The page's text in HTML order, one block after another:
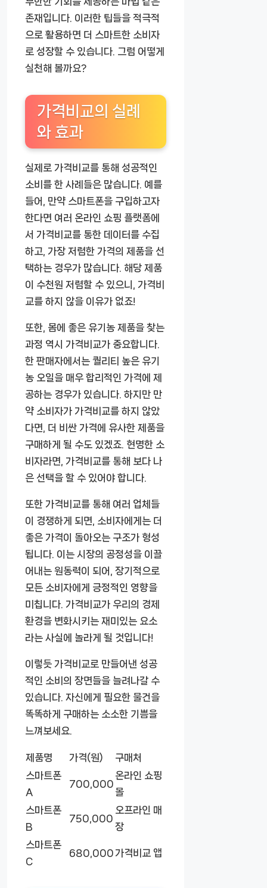
존재입니다. 이러한 팁들을 적극적
으로 활용하면 더 스마트한 소비자
로 성장할 수 있습니다. 그럼 어떻게
실천해 볼까요?
가격비교의 실례
와 효과
실제로 가격비교를 통해 성공적인
소비를 한 사례들은 많습니다. 예를
들어, 만약 스마트폰을 구입하고자
한다면 여러 온라인 쇼핑 플랫폼에
서 가격비교를 통한 데이터를 수집
하고, 가장 저렴한 가격의 제품을 선
택하는 경우가 많습니다. 해당 제품
이 수천원 저렴할 수 있으니, 가격비
교를 하지 않을 이유가 없죠!
또한, 몸에 좋은 유기농 제품을 찾는
과정 역시 가격비교가 중요합니다.
한 판매자에서는 퀄리티 높은 유기
농 오일을 매우 합리적인 가격에 제
공하는 경우가 있습니다. 하지만 만
약 소비자가 가격비교를 하지 않았
다면, 더 비싼 가격에 유사한 제품을
구매하게 될 수도 있겠죠. 현명한 소
비자라면, 가격비교를 통해 보다 나
은 선택을 할 수 있어야 합니다.
또한 가격비교를 통해 여러 업체들
이 경쟁하게 되면, 소비자에게는 더
좋은 가격이 돌아오는 구조가 형성
됩니다. 이는 시장의 공정성을 이끌
어내는 원동력이 되어, 장기적으로
모든 소비자에게 긍정적인 영향을
미칩니다. 가격비교가 우리의 경제
환경을 변화시키는 재미있는 요소
라는 사실에 놀라게 될 것입니다!
이렇듯 가격비교로 만들어낸 성공
적인 소비의 장면들을 늘려나갈 수
있습니다. 자신에게 필요한 물건을
똑똑하게 구매하는 소소한 기쁨을
느껴보세요.
제품명 가격(원)
구매처
스마트폰
A
700,000
온라인 쇼핑
몰
스마트폰
B
750,000
오프라인 매
장
스마트폰
C
680,000 가격비교 앱